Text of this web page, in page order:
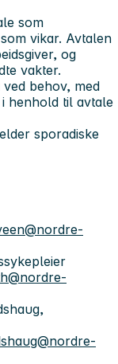
som
vikar. Avtalen
og
vakter.
behov, med
henhold til avtale
sporadiske